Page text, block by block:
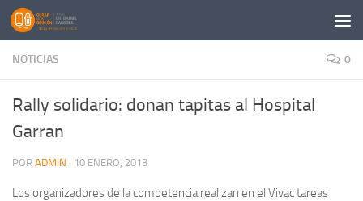
Saltar al contenido
NOTICIAS 0
Rally solidario: donan tapitas al Hospital
Garran
POR ADMIN · 10 ENERO, 2013
Los organizadores de la competencia realizan en el Vivac tareas